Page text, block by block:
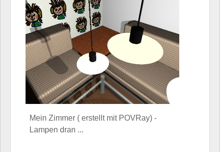
Mein Zimmer ( erstellt mit POVRay) -
Lampen dran ...